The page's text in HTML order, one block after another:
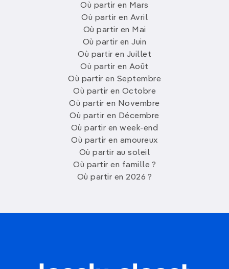
Où partir en Mars
Où partir en Avril
Où partir en Mai
Où partir en Juin
Où partir en Juillet
Où partir en Août
Où partir en Septembre
Où partir en Octobre
Où partir en Novembre
Où partir en Décembre
Où partir en week-end
Où partir en amoureux
Où partir au soleil
Où partir en famille ?
Où partir en 2026 ?